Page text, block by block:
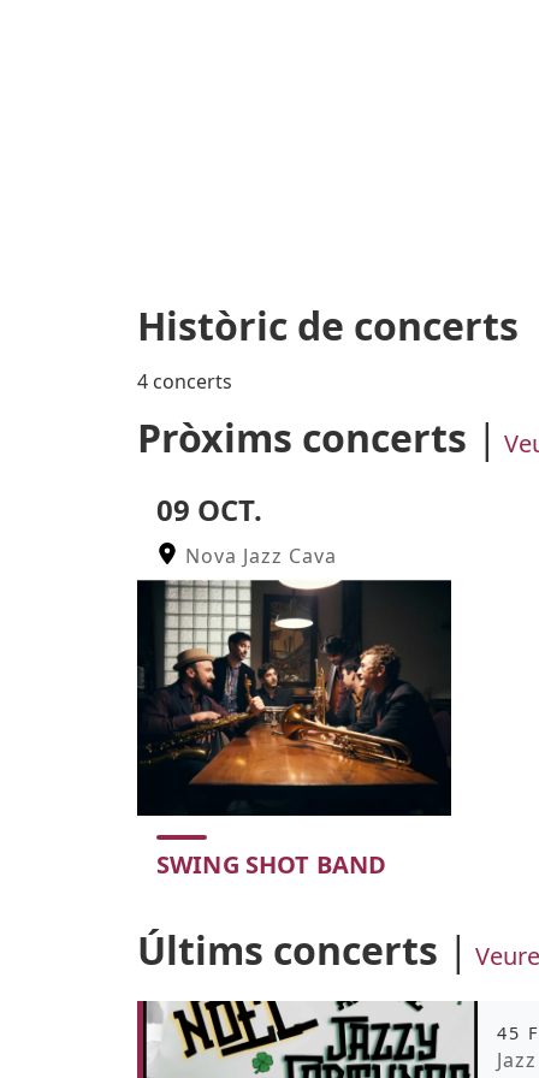
Històric de concerts
4 concerts
Pròxims concerts
09 OCT.
Nova Jazz Cava
SWING SHOT BAND
Últims concerts
45